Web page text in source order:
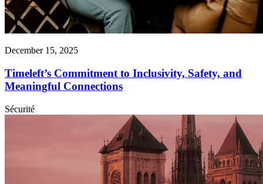
December 15, 2025
Timeleft’s Commitment to Inclusivity, Safety, and
Meaningful Connections
Sécurité